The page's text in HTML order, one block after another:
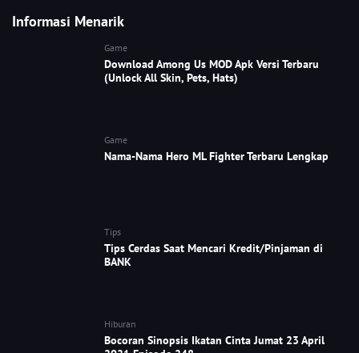
Informasi Menarik
Game
Download Among Us MOD Apk Versi Terbaru
(Unlock All Skin, Pets, Hats)
Game
Nama-Nama Hero ML Fighter Terbaru Lengkap
Tips
Tips Cerdas Saat Mencari Kredit/Pinjaman di
BANK
Hiburan
Bocoran Sinopsis Ikatan Cinta Jumat 23 April